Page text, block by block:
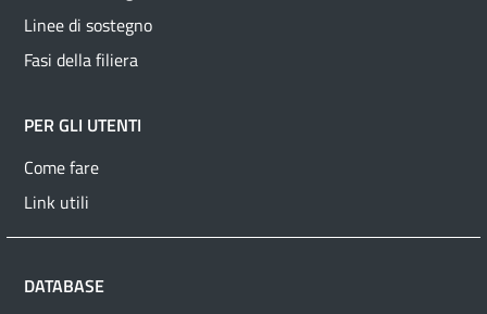
Linee di sostegno
Fasi della filiera
PER GLI UTENTI
Come fare
Link utili
DATABASE